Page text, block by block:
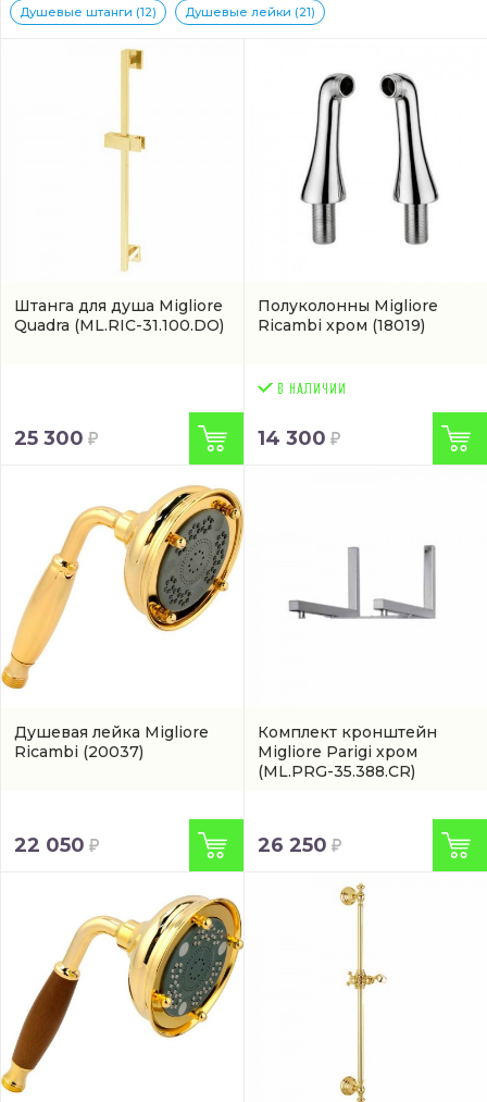
Душевые штанги (12) Душевые лейки (21)
Штанга для душа Migliore
Quadra (ML.RIC-31.100.DO)
25 300
Полуколонны Migliore
Ricambi хром (18019)
14 300
Душевая лейка Migliore
Ricambi (20037)
22 050
Комплект кронштейн
Migliore Parigi хром
(ML.PRG-35.388.CR)
26 250